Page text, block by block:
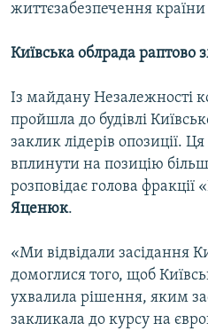
життєзабезпечення
Київська облрада раптово
Із майдану Незалежності
пройшла до будівлі
заклик лідерів опозиції.
вплинути на позицію
розповідає голова фракції
Яценюк.
«Ми відвідали засідання
домоглися того, щоб
ухвалила рішення, яким
закликала до курсу на